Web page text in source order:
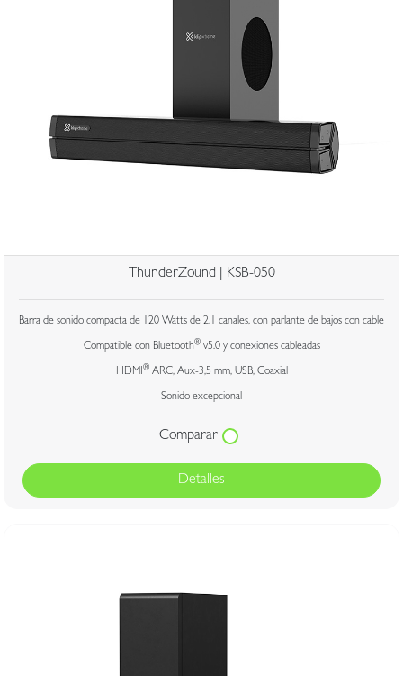
ThunderZound | KSB-050
Barra de sonido compacta de 120 Watts de 2.1 canales, con parlante de bajos con cable
Compatible con Bluetooth®v5.0 y conexiones cableadas
HDMI®ARC, Aux-3,5 mm, USB, Coaxial
Sonido excepcional
Comparar
Detalles